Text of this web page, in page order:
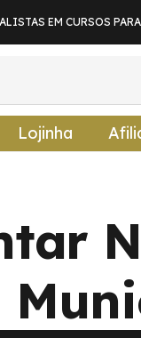
EM CURSOS
Lojinha